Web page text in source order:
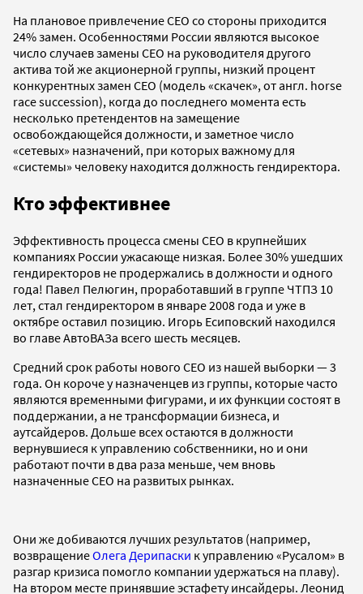
На плановое привлечение СЕО со стороны приходится
24% замен. Особенностями России являются высокое
число случаев замены СЕО на руководителя другого
актива той же акционерной группы, низкий процент
конкурентных замен СЕО (модель «скачек», от англ. horse
race succession), когда до последнего момента есть
несколько претендентов на замещение
освобождающейся должности, и заметное число
«сетевых» назначений, при которых важному для
«системы» человеку находится должность гендиректора.
Кто эффективнее
Эффективность процесса смены СЕО в крупнейших
компаниях России ужасающе низкая. Более 30% ушедших
гендиректоров не продержались в должности и одного
года! Павел Пелюгин, проработавший в группе ЧТПЗ 10
лет, стал гендиректором в январе 2008 года и уже в
октябре оставил позицию. Игорь Есиповский находился
во главе АвтоВАЗа всего шесть месяцев.
Средний срок работы нового СЕО из нашей выборки — 3
года. Он короче у назначенцев из группы, которые часто
являются временными фигурами, и их функции состоят в
поддержании, а не трансформации бизнеса, и
аутсайдеров. Дольше всех остаются в должности
вернувшиеся к управлению собственники, но и они
работают почти в два раза меньше, чем вновь
назначенные СЕО на развитых рынках.
Они же добиваются лучших результатов (например,
возвращениеОлега Дерипаски к управлению «Русалом» в
разгар кризиса помогло компании удержаться на плаву).
На втором месте принявшие эстафету инсайдеры. Леонид